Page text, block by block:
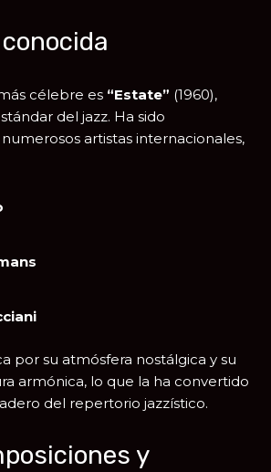
célebre es “Estate” (1960),
del jazz. Ha sido
artistas internacionales,
por su atmósfera nostálgica y su
armónica, lo que la ha convertido
del repertorio jazzístico.
y